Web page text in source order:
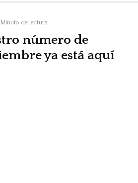
Minuto de lectura
número de
ya está aquí